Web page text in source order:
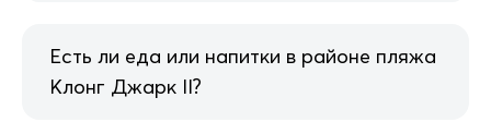
Есть ли еда или напитки в районе пляжа
Клонг Джарк II?